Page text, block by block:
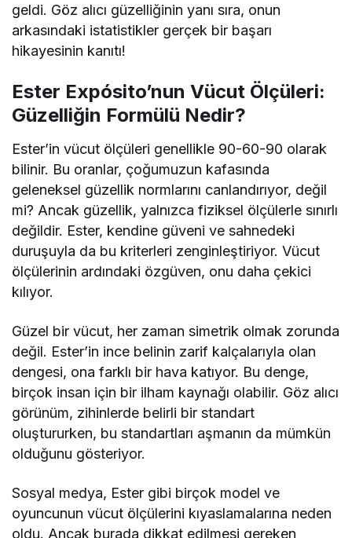
geldi. Göz alıcı güzelliğinin yanı sıra, onun
arkasındaki istatistikler gerçek bir başarı
hikayesinin kanıtı!
Ester Expósito’nun Vücut Ölçüleri:
Güzelliğin Formülü Nedir?
Ester’in vücut ölçüleri genellikle 90-60-90 olarak
bilinir. Bu oranlar, çoğumuzun kafasında
geleneksel güzellik normlarını canlandırıyor, değil
mi? Ancak güzellik, yalnızca fiziksel ölçülerle sınırlı
değildir. Ester, kendine güveni ve sahnedeki
duruşuyla da bu kriterleri zenginleştiriyor. Vücut
ölçülerinin ardındaki özgüven, onu daha çekici
kılıyor.
Güzel bir vücut, her zaman simetrik olmak zorunda
değil. Ester’in ince belinin zarif kalçalarıyla olan
dengesi, ona farklı bir hava katıyor. Bu denge,
birçok insan için bir ilham kaynağı olabilir. Göz alıcı
görünüm, zihinlerde belirli bir standart
oluştururken, bu standartları aşmanın da mümkün
olduğunu gösteriyor.
Sosyal medya, Ester gibi birçok model ve
oyuncunun vücut ölçülerini kıyaslamalarına neden
oldu. Ancak burada dikkat edilmesi gereken